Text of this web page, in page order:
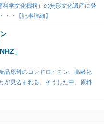
科学文化機構）の無形文化遺産に登
・【記事詳細】
」
品原料のコンドロイチン。高齢化
が見込まれる。そうした中、原料